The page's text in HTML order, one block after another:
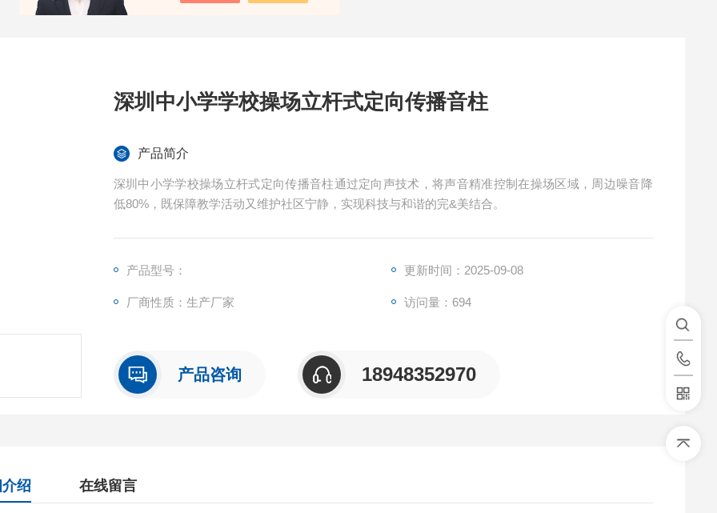
深圳中小学学校操场立杆式定向传播音柱
产品简介
深圳中小学学校操场立杆式定向传播音柱通过定向声技术，将声音精准控制在操场区域，周边噪音降
低80%，既保障教学活动又维护社区宁静，实现科技与和谐的完&美结合。
产品型号： 更新时间：2025-09-08
厂商性质：生产厂家 访问量：694
产品咨询 18948352970
绍 在线留言